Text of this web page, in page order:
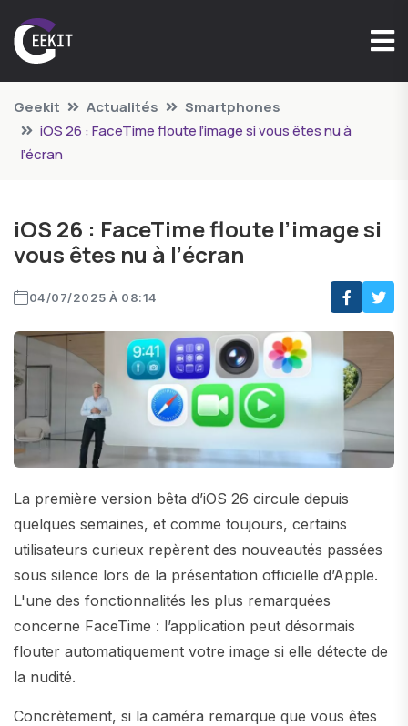
Geekit Actualités
Smartphones
iOS 26 : FaceTime floute l’image si vous êtes nu à
l’écran
iOS 26 : FaceTime floute l’image si
vous êtes nu à l’écran
04/07/2025 À 08:14
La première version bêta d’iOS 26 circule depuis
quelques semaines, et comme toujours, certains
utilisateurs curieux repèrent des nouveautés passées
sous silence lors de la présentation officielle d’Apple.
L'une des fonctionnalités les plus remarquées
concerne FaceTime : l’application peut désormais
flouter automatiquement votre image si elle détecte de
la nudité.
Concrètement, si la caméra remarque que vous êtes